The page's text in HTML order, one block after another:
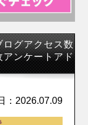
ログアクセス数
ンケートアド
：2026.07.09